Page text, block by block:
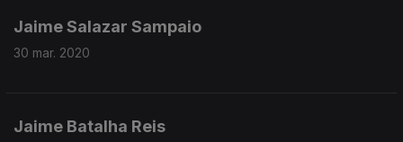
Jaime Salazar Sampaio
30 mar. 2020
Jaime Batalha Reis